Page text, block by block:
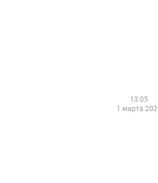
13:05
1 марта